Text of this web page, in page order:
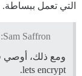
التي تعمل ببساطة.
Sam Saffron:
ومع ذلك، أوصي
lets encrypt.